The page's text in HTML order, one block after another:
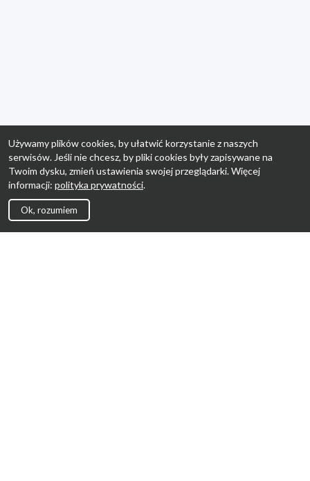
Używamy plików cookies, by ułatwić korzystanie z naszych
serwisów. Jeśli nie chcesz, by pliki cookies były zapisywane na
Twoim dysku, zmień ustawienia swojej przeglądarki. Więcej
informacji: polityka prywatności.
Ok, rozumiem